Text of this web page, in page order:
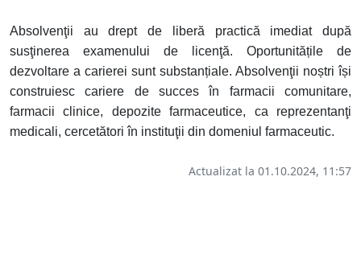
Absolvenţii au drept de liberă practică imediat după
susţinerea examenului de licenţă. Oportunitățile de
dezvoltare a carierei sunt substanțiale. Absolvenţii noștri își
construiesc cariere de succes în farmacii comunitare,
farmacii clinice, depozite farmaceutice, ca reprezentanţi
medicali, cercetători în instituţii din domeniul farmaceutic.
Actualizat la 01.10.2024, 11:57